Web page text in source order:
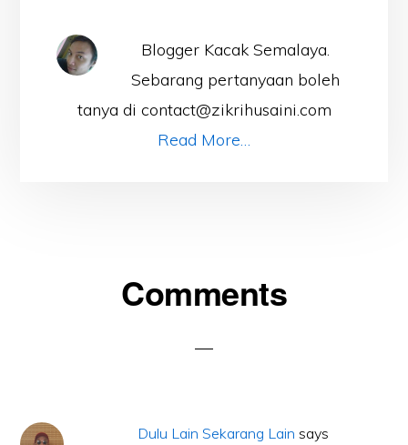
Blogger Kacak Semalaya.
Sebarang pertanyaan boleh
tanya di contact@zikrihusaini.com
Read More…
Comments
Dulu Lain Sekarang Lain says